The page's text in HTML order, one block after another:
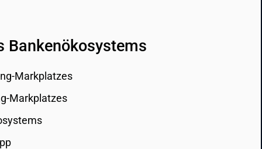
Bankenökosystems
Markplatzes
Markplatzes